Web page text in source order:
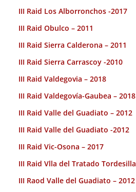
III Raid Los Alborronchos -2017
III Raid Obulco – 2011
III Raid Sierra Calderona – 2011
III Raid Sierra Carrascoy -2010
III Raid Valdegovia – 2018
III Raid Valdegovía-Gaubea – 2018
III Raid Valle del Guadiato – 2012
III Raid Valle del Guadiato -2012
III Raid Vic-Osona – 2017
III Raid Vlla del Tratado
III Raod Valle del Guadiato – 2012